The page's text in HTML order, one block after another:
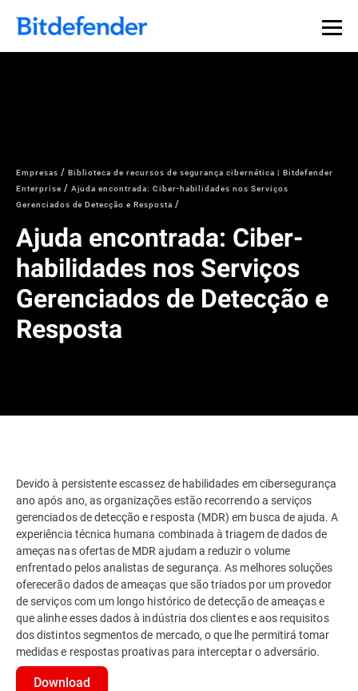
Empresas
Biblioteca de recursos de segurança cibernética | Bitdefender
Enterprise
Ajuda encontrada: Ciber-habilidades nos Serviços
Gerenciados de Detecção e Resposta
Ajuda encontrada: Ciber-
habilidades nos Serviços
Gerenciados de Detecção e
Resposta
Devido à persistente escassez de habilidades em cibersegurança
ano após ano, as organizações estão recorrendo a serviços
gerenciados de detecção e resposta (MDR) em busca de ajuda. A
experiência técnica humana combinada à triagem de dados de
ameças nas ofertas de MDR ajudam a reduzir o volume
enfrentado pelos analistas de segurança. As melhores soluções
oferecerão dados de ameaças que são triados por um provedor
de serviços com um longo histórico de detecção de ameaças e
que alinhe esses dados à indústria dos clientes e aos requisitos
dos distintos segmentos de mercado, o que lhe permitirá tomar
medidas e respostas proativas para interceptar o adversário.
Download